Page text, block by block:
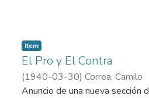
Item
El Pro y El Contra
(1940-03-30) Correa, Camilo
Anuncio de una nueva sección